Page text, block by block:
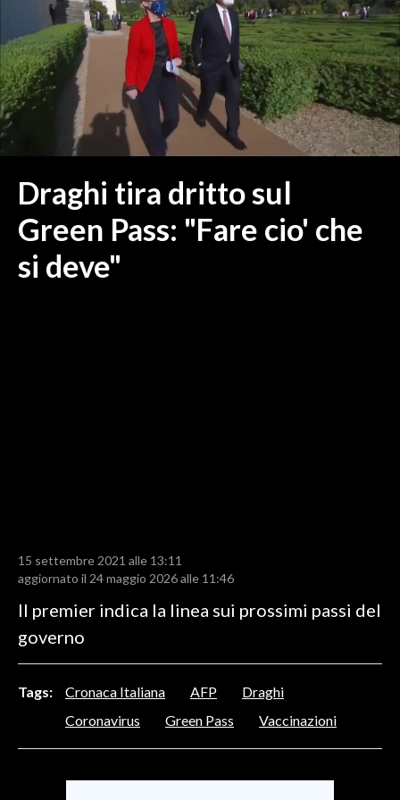
MEDIO CAMPIDANO
ORISTANO E PROVINCIA
SASSARI E PROVINCIA
GALLURA
NUORO E PROVINCIA
OGLIASTRA
CRONACA
ITALIA
MONDO
RISULTATI E CLASSIFICHE
CALCIO REGIONALE
BASKET
MOTORI
ALTRI SPORT
Draghi tira dritto sul
Green Pass: "Fare cio' che
si deve"
15 settembre 2021 alle 13:11
aggiornato il 24 maggio 2026 alle 11:46
Il premier indica la linea sui prossimi passi del
governo
Tags: Cronaca Italiana AFP
Draghi
Coronavirus
Green Pass Vaccinazioni